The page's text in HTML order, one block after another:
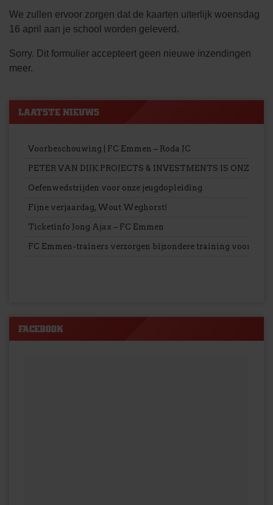
We zullen ervoor zorgen dat de kaarten uiterlijk woensdag
16 april aan je school worden geleverd.
Sorry. Dit formulier accepteert geen nieuwe inzendingen
meer.
LAATSTE NIEUWS
Voorbeschouwing | FC Emmen – Roda JC
PETER VAN DIJK PROJECTS & INVESTMENTS IS ONZE
Oefenwedstrijden voor onze jeugdopleiding
Fijne verjaardag, Wout Weghorst!
Ticketinfo Jong Ajax – FC Emmen
FC Emmen-trainers verzorgen bijzondere training voor VV
FACEBOOK